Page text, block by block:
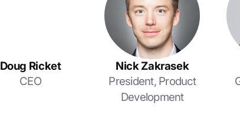
Doug Ricket
CEO
Nick Zakrasek
President, Product
Development